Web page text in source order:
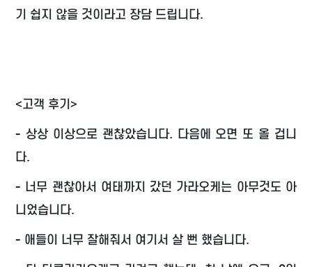
기 쉽지 않을 것이라고 장담 드립니다.
<고객 후기>
- 상상 이상으로 괜찮았습니다. 다음에 오면 또 올 겁니
다.
- 너무 괜찮아서 여태까지 갔던 가라오케는 아무것도 아
니었습니다.
- 애들이 너무 잘해줘서 여기서 살 뻔 했습니다.